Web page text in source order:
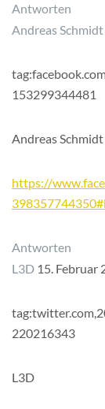
Antworten
Andreas Schmidt
153299344481
Andreas Schmidt
https://
Antworten
L3D 15. Februar
220216343
L3D